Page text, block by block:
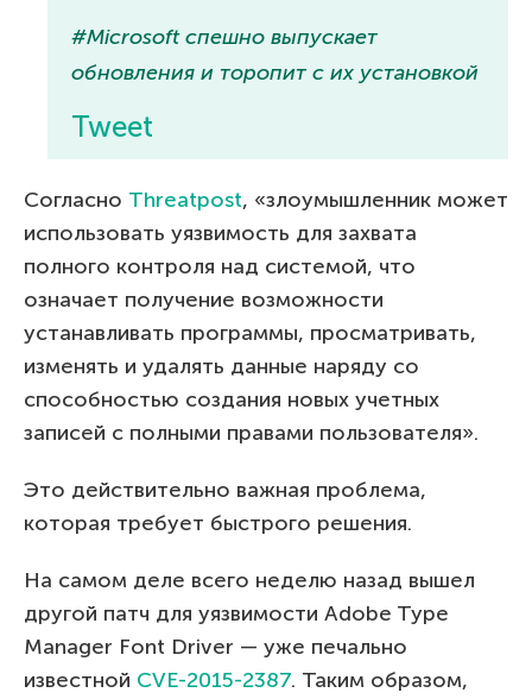
#Microsoft спешно выпускает
обновления и торопит с их установкой
Tweet
Согласно Threatpost, «злоумышленник может
использовать уязвимость для захвата
полного контроля над системой, что
означает получение ​​возможности
устанавливать программы, просматривать,
изменять и удалять данные наряду со
способностью создания новых учетных
записей с полными правами пользователя».
Это действительно важная проблема,
которая требует быстрого решения.
На самом деле всего неделю назад вышел
другой патч для уязвимости Adobe Type
Manager Font Driver — уже печально
известной CVE-2015-2387. Таким образом,